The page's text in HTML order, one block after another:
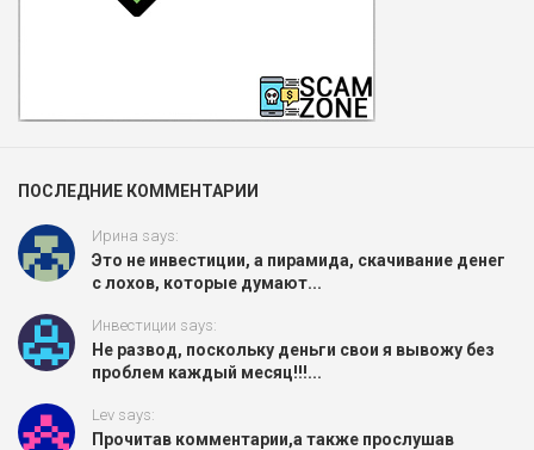
ПОСЛЕДНИЕ КОММЕНТАРИИ
Ирина says:
Это не инвестиции, а пирамида, скачивание денег
с лохов, которые думают...
Инвестиции says:
Не развод, поскольку деньги свои я вывожу без
проблем каждый месяц!!!...
Lev says:
Прочитав комментарии,а также прослушав